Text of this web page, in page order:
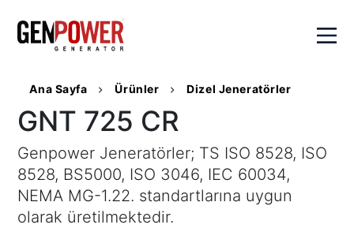
Kurumsal
Değerlerimiz
Genpower
Hakkında
Sayılarla
Ürünler
Dizel
Jeneratörler
Çözümlerimiz
Ana Sayfa Ürünler Dizel Jeneratörler
GNT 725 CR
Genpower Jeneratörler; TS ISO 8528, ISO
8528, BS5000, ISO 3046, IEC 60034,
NEMA MG-1.22. standartlarına uygun
olarak üretilmektedir.